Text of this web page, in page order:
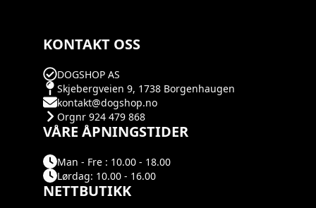
KONTAKT OSS
DOGSHOP AS
Skjebergveien 9, 1738 Borgenhaugen
kontakt@dogshop.no
Orgnr 924 479 868
VÅRE ÅPNINGSTIDER
Man - Fre : 10.00 - 18.00
Lørdag: 10.00 - 16.00
NETTBUTIKK